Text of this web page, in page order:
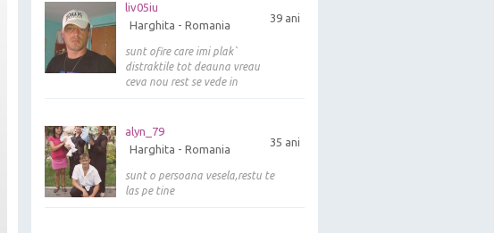
liv05iu
39 ani
Harghita - Romania
sunt ofire care imi plak`
distraktile tot deauna vreau
ceva nou rest se vede in
alyn_79
35 ani
Harghita - Romania
sunt o persoana vesela,restu te
las pe tine